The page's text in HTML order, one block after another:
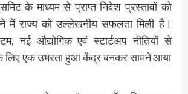
के माध्यम से प्राप्त निवेश प्रस्तावों को
में राज्य को उल्लेखनीय सफलता मिली है।
नई औद्योगिक एवं स्टार्टअप नीतियों से
लिए एक उभरता हुआ केंद्र बनकर सामने आया